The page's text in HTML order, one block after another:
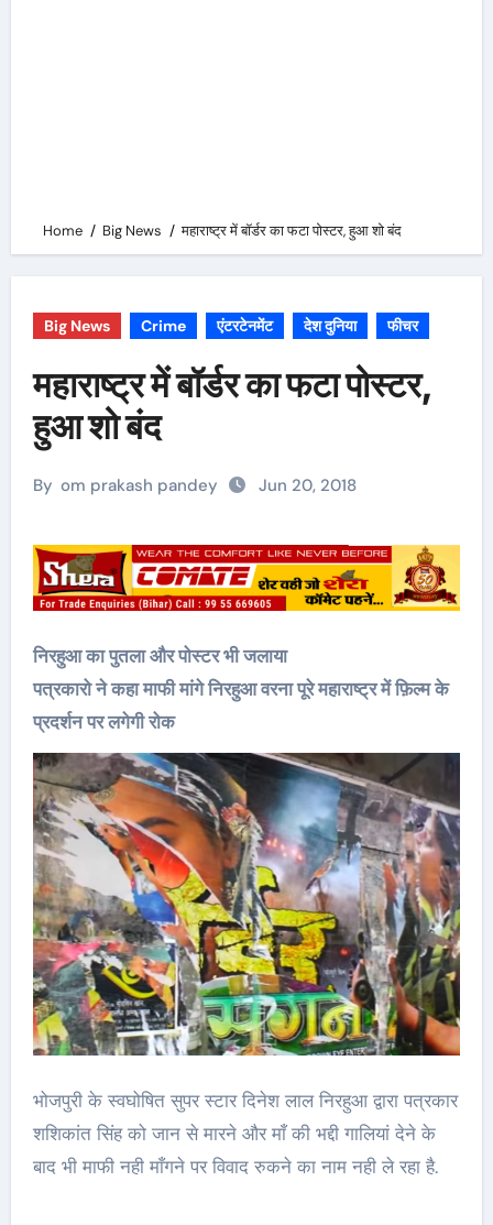
Home Big News महाराष्ट्र में बॉर्डर का फटा पोस्टर, हुआ शो बंद
Big News Crime एंटरटेनमेंट देश दुनिया फीचर
महाराष्ट्र में बॉर्डर का फटा पोस्टर,
हुआ शो बंद
By om prakash pandey Jun 20, 2018
निरहुआ का पुतला और पोस्टर भी जलाया
पत्रकारो ने कहा माफी मांगे निरहुआ वरना पूरे महाराष्ट्र में फ़िल्म के
प्रदर्शन पर लगेगी रोक
भोजपुरी के स्वघोषित सुपर स्टार दिनेश लाल निरहुआ द्वारा पत्रकार
शशिकांत सिंह को जान से मारने और माँ की भद्दी गालियां देने के
बाद भी माफी नही माँगने पर विवाद रुकने का नाम नही ले रहा है.